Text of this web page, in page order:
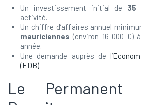
Un investissement initial de 35
activité.
Un chiffre d’affaires annuel
mauriciennes (environ 16 000 €)
année.
Une demande auprès de l’
(EDB).
Le Permanent